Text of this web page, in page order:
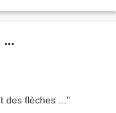
...